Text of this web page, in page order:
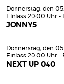
Donnerstag, den
Einlass 20:00 Uhr -
JONNY5
Donnerstag, den
Einlass 20:00 Uhr -
NEXT UP 040